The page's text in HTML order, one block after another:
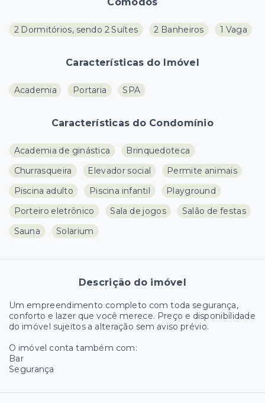
2 Dormitórios, sendo 2 Suítes 2 Banheiros 1 Vaga
Características do Imóvel
Academia Portaria SPA
Características do Condomínio
Academia de ginástica
Brinquedoteca
Churrasqueira
Elevador social
Permite animais
Piscina adulto
Piscina infantil
Playground
Porteiro eletrônico
Sala de jogos
Salão de festas
Sauna
Solarium
Descrição do imóvel
Um empreendimento completo com toda segurança,
conforto e lazer que você merece. Preço e disponibilidade
do imóvel sujeitos a alteração sem aviso prévio.
O imóvel conta também com:
Bar
Segurança